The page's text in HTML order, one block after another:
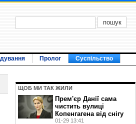
Пролог Суспільство
ЩОБ МИ ТАК ЖИЛИ
Прем'єр Данії сама
чистить вулиці
Копенгагена від снігу
01-29 13:41